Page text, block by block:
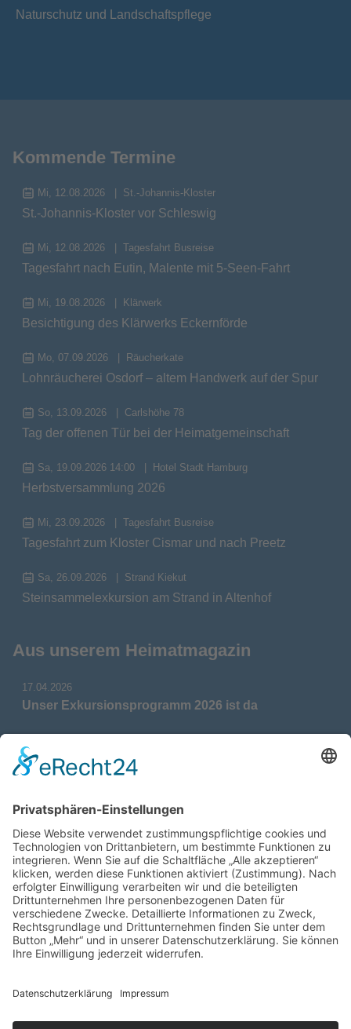
Naturschutz und Landschaftspflege
Kommende Termine
Mi, 12.08.2026 St.-Johannis-Kloster
St.-Johannis-Kloster vor Schleswig
Mi, 12.08.2026 Tagesfahrt Busreise
Tagesfahrt nach Eutin, Malente mit 5-Seen-Fahrt
Mi, 19.08.2026 Klärwerk
Besichtigung des Klärwerks Eckernförde
Mo, 07.09.2026 Räucherkate
Lohnräucherei Osdorf – altem Handwerk auf der Spur
So, 13.09.2026 Carlshöhe 78
Tag der offenen Tür bei der Heimatgemeinschaft
Sa, 19.09.2026 14:00 Hotel Stadt Hamburg
Herbstversammlung 2026
Mi, 23.09.2026 Tagesfahrt Busreise
Tagesfahrt zum Kloster Cismar und nach Preetz
Sa, 26.09.2026 Strand Kiekut
Steinsammelexkursion am Strand in Altenhof
Aus unserem Heimatmagazin
17.04.2026
Unser Exkursionsprogramm 2026 ist da
17.04.2026
Verdienstmedaille für Telse Stoy
Das war: Munition im Meer
17.04.2026
Fahrtenprogramm 2026 ist fertig
12.10.2025
Darstellung verschiedener Orte innerhalb des
Gebiets der Heimatgemeinschaft Eckernförde
Neu: Historie der Güter im Altkreis Eckernförde